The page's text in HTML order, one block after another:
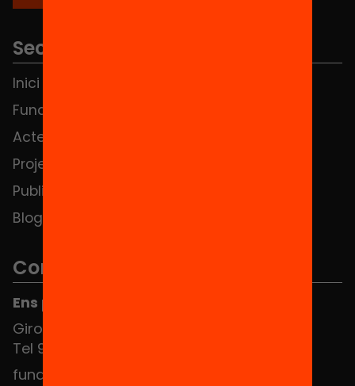
Seccions
Inici
Fundació
Actes
Projectes
Publicacions i vídeos
Blog
Contacte
Ens pots trobar al Hub Social
Girona 34, interior 08010 Barcelona
Tel 934 588 700
fundacio@equitat.org